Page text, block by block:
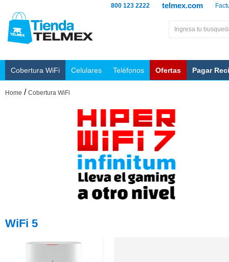
telmex.com
800 123 2222
Cobertura WiFi Celulares Teléfonos Ofertas Pagar
Home / Cobertura WiFi
WiFi 5